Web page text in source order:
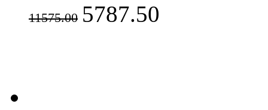
11575.00 5787.50